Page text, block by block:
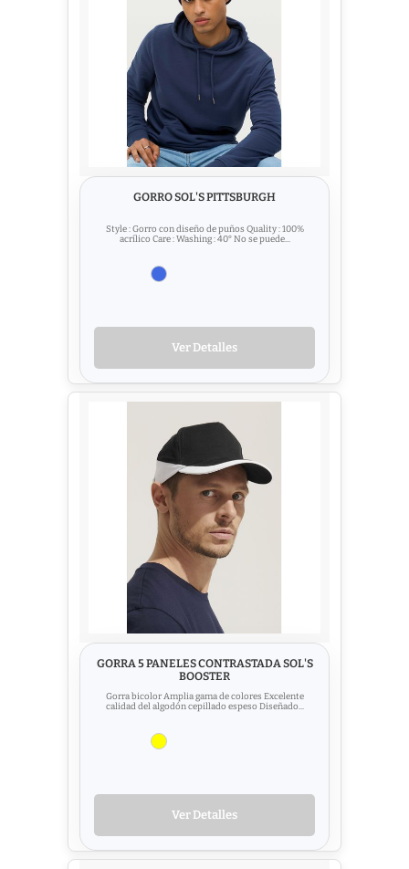
GORRO SOL'S PITTSBURGH
Style : Gorro con diseño de puños Quality : 100%
acrílico Care : Washing : 40° No se puede...
Ver Detalles
GORRA 5 PANELES CONTRASTADA SOL'S
BOOSTER
Gorra bicolor Amplia gama de colores Excelente
calidad del algodón cepillado espeso Diseñado...
Ver Detalles